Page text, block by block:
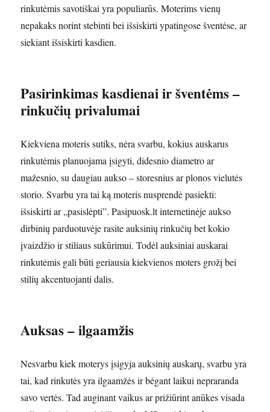
rinkutėmis savotiškai yra populiarūs. Moterims vienų
nepakaks norint stebinti bei išsiskirti ypatingose šventėse, ar
siekiant išsiskirti kasdien.
Pasirinkimas kasdienai ir šventėms –
rinkučių privalumai
Kiekviena moteris sutiks, nėra svarbu, kokius auskarus
rinkutėmis planuojama įsigyti, didesnio diametro ar
mažesnio, su daugiau aukso – storesnius ar plonos vielutės
storio. Svarbu yra tai ką moteris nusprendė pasiekti:
išsiskirti ar „pasislėpti”. Pasipuosk.lt internetinėje aukso
dirbinių parduotuvėje rasite auksinių rinkučių bet kokio
įvaizdžio ir stiliaus sukūrimui. Todėl auksiniai auskarai
rinkutėmis gali būti geriausia kiekvienos moters grožį bei
stilių akcentuojanti dalis.
Auksas – ilgaamžis
Nesvarbu kiek moterys įsigyja auksinių auskarų, svarbu yra
tai, kad rinkutės yra ilgaamžės ir bėgant laikui nepraranda
savo vertės. Tad auginant vaikus ar prižiūrint anūkes visada